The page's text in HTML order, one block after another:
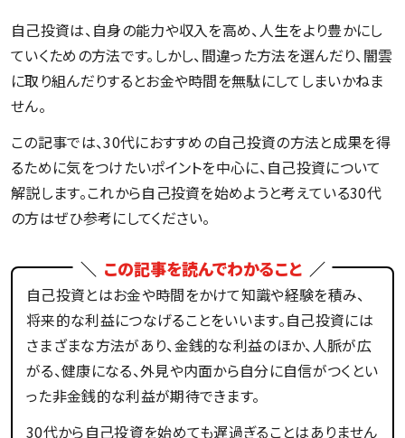
記事一覧を見る
自己投資は、自身の能力や収入を高め、人生をより豊かにし
ていくための方法です。しかし、間違った方法を選んだり、闇雲
に取り組んだりするとお金や時間を無駄にしてしまいかねま
せん。
この記事では、30代におすすめの自己投資の方法と成果を得
るために気をつけたいポイントを中心に、自己投資について
解説します。これから自己投資を始めようと考えている30代
の方はぜひ参考にしてください。
この記事を読んでわかること
自己投資とはお金や時間をかけて知識や経験を積み、
将来的な利益につなげることをいいます。自己投資には
さまざまな方法があり、金銭的な利益のほか、人脈が広
がる、健康になる、外見や内面から自分に自信がつくとい
った非金銭的な利益が期待できます。
30代から自己投資を始めても遅過ぎることはありません